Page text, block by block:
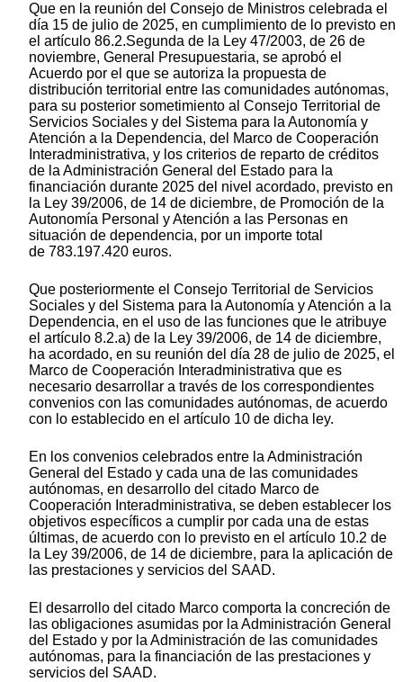
Que en la reunión del Consejo de Ministros celebrada el
día 15 de julio de 2025, en cumplimiento de lo previsto en
el artículo 86.2.Segunda de la Ley 47/2003, de 26 de
noviembre, General Presupuestaria, se aprobó el
Acuerdo por el que se autoriza la propuesta de
distribución territorial entre las comunidades autónomas,
para su posterior sometimiento al Consejo Territorial de
Servicios Sociales y del Sistema para la Autonomía y
Atención a la Dependencia, del Marco de Cooperación
Interadministrativa, y los criterios de reparto de créditos
de la Administración General del Estado para la
financiación durante 2025 del nivel acordado, previsto en
la Ley 39/2006, de 14 de diciembre, de Promoción de la
Autonomía Personal y Atención a las Personas en
situación de dependencia, por un importe total
de 783.197.420 euros.
Que posteriormente el Consejo Territorial de Servicios
Sociales y del Sistema para la Autonomía y Atención a la
Dependencia, en el uso de las funciones que le atribuye
el artículo 8.2.a) de la Ley 39/2006, de 14 de diciembre,
ha acordado, en su reunión del día 28 de julio de 2025, el
Marco de Cooperación Interadministrativa que es
necesario desarrollar a través de los correspondientes
convenios con las comunidades autónomas, de acuerdo
con lo establecido en el artículo 10 de dicha ley.
En los convenios celebrados entre la Administración
General del Estado y cada una de las comunidades
autónomas, en desarrollo del citado Marco de
Cooperación Interadministrativa, se deben establecer los
objetivos específicos a cumplir por cada una de estas
últimas, de acuerdo con lo previsto en el artículo 10.2 de
la Ley 39/2006, de 14 de diciembre, para la aplicación de
las prestaciones y servicios del SAAD.
El desarrollo del citado Marco comporta la concreción de
las obligaciones asumidas por la Administración General
del Estado y por la Administración de las comunidades
autónomas, para la financiación de las prestaciones y
servicios del SAAD.